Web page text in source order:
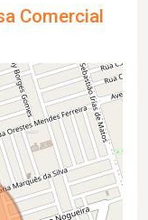
Comercial